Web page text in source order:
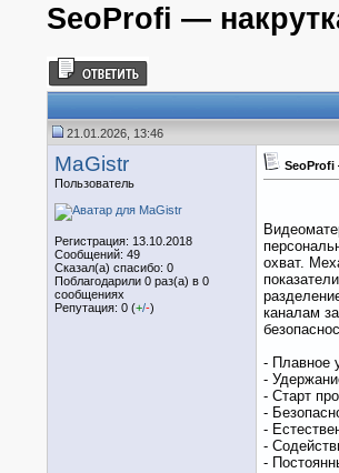
SeoProfi —
21.01.2026, 13:46
MaGistr
Пользователь
Регистрация: 13.10.2018
Сообщений: 49
Сказал(а) спасибо: 0
Поблагодарили 0 раз(а) в 0
сообщениях
Репутация: 0 (+/-)
SeoProfi
охват.
каналам
- Плавное
-
- Старт
-
-
-
-